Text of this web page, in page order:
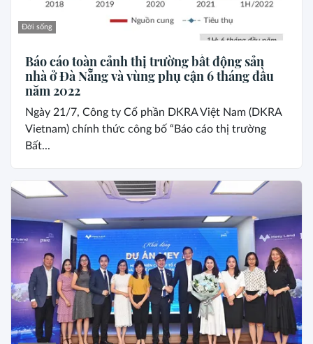
Đời sống
Báo cáo toàn cảnh thị trường bất động sản
nhà ở Đà Nẵng và vùng phụ cận 6 tháng đầu
năm 2022
Ngày 21/7, Công ty Cổ phần DKRA Việt Nam (DKRA
Vietnam) chính thức công bố “Báo cáo thị trường
Bất...